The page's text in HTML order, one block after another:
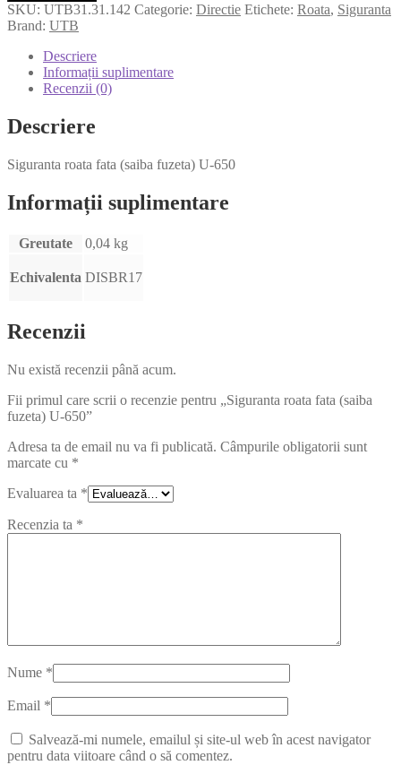
SKU: UTB31.31.142 Categorie: Directie Etichete: Roata, Siguranta
Brand: UTB
Descriere
Informații suplimentare
Recenzii (0)
Descriere
Siguranta roata fata (saiba fuzeta) U-650
Informații suplimentare
Greutate 0,04 kg
Echivalenta DISBR17
Recenzii
Nu există recenzii până acum.
Fii primul care scrii o recenzie pentru „Siguranta roata fata (saiba
fuzeta) U-650”
Adresa ta de email nu va fi publicată. Câmpurile obligatorii sunt
marcate cu *
Evaluarea ta *
Recenzia ta *
Nume *
Email *
Salvează-mi numele, emailul și site-ul web în acest navigator
pentru data viitoare când o să comentez.